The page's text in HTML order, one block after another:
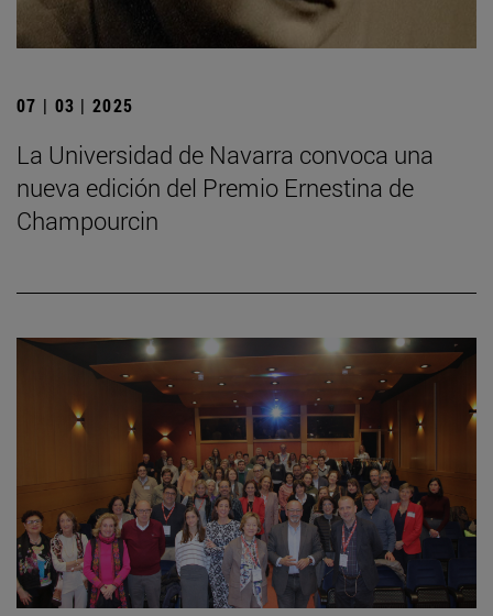
07 | 03 | 2025
La Universidad de Navarra convoca una
nueva edición del Premio Ernestina de
Champourcin